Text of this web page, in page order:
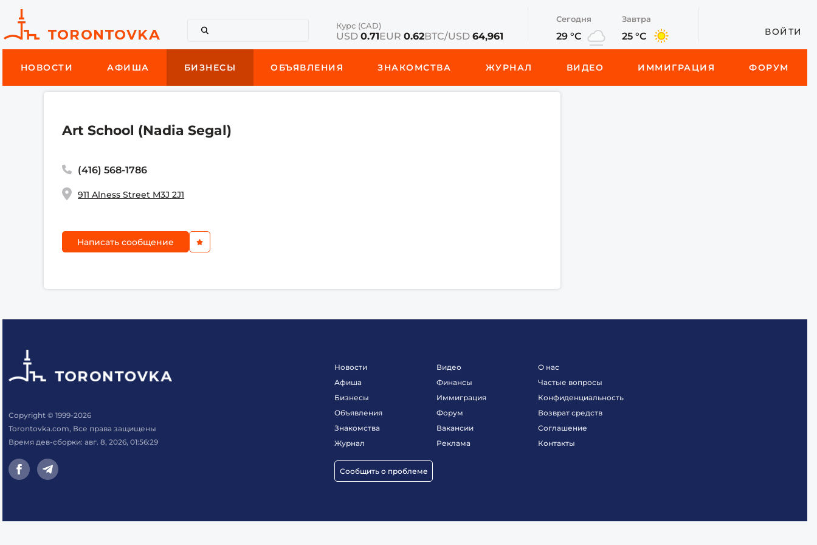
Курс (CAD)
USD0.71EUR0.62BTC/USD64,961
Сегодня
29 °C
Завтра
25 °C ВОЙТИ
НОВОСТИ АФИША БИЗНЕСЫ ОБЪЯВЛЕНИЯ ЗНАКОМСТВА ЖУРНАЛ ВИДЕО ИММИГРАЦИЯ ФОРУМ
Art School (Nadia Segal)
(416) 568-1786
911 Alness Street M3J 2J1
Написать сообщение
Copyright © 1999-2026
Torontovka.com, Все права защищены
Время дев-сборки: авг. 8, 2026, 01:56:29
Новости
Афиша
Бизнесы
Объявления
Знакомства
Журнал
Сообщить о проблеме
Видео
Финансы
Иммиграция
Форум
Вакансии
Реклама
О нас
Частые вопросы
Конфиденциальность
Возврат средств
Соглашение
Контакты